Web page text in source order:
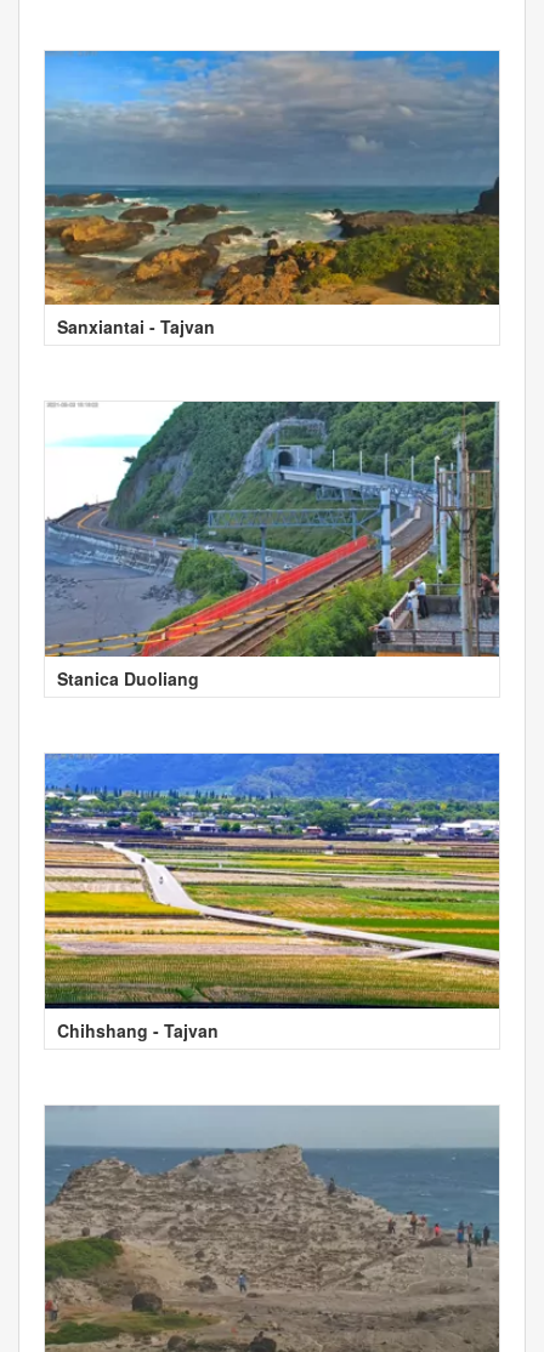
Sanxiantai - Tajvan
Stanica Duoliang
Chihshang - Tajvan